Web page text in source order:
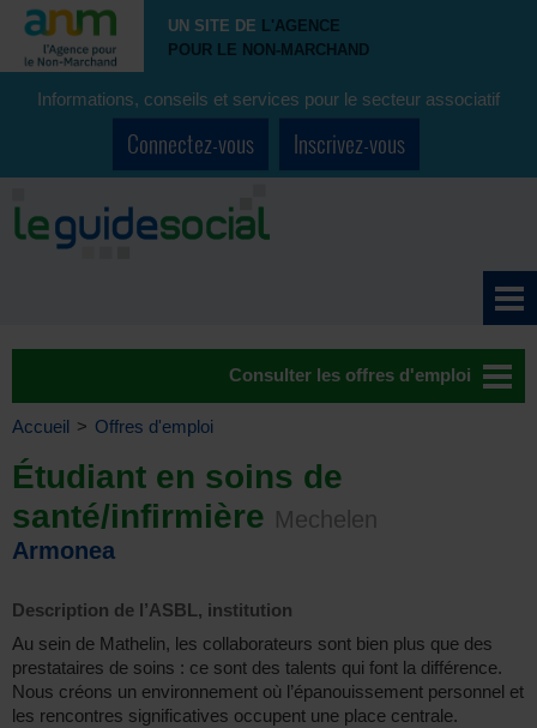
UN SITE DE L'AGENCE
POUR LE NON-MARCHAND
Informations, conseils et services pour le secteur associatif
Connectez-vous Inscrivez-vous
Consulter les offres d'emploi
Accueil > Offres d'emploi
Étudiant en soins de
santé/infirmière Mechelen
Armonea
Description de l’ASBL, institution
Au sein de Mathelin, les collaborateurs sont bien plus que des
prestataires de soins : ce sont des talents qui font la différence.
Nous créons un environnement où l’épanouissement personnel et
les rencontres significatives occupent une place centrale.